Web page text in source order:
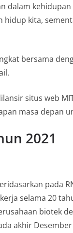
dalam
hidup kita,
bersama
situs web
masa depan
2021
pada
selama 20
biotek
akhir